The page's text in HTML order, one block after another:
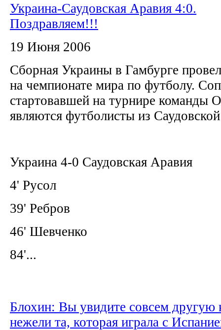
Украина-Саудовская Аравия 4:0.
Поздравляем!!!
19 Июня 2006
Сборная Украины в Гамбурге
на чемпионате мира по футболу.
стартовавшей на турнире команды
являются футболисты из
Украина 4-0 Саудовская Аравия
4' Русол
39' Ребров
46' Шевченко
84'...
Блохин: Вы увидите совсем другую
нежели та, которая играла с